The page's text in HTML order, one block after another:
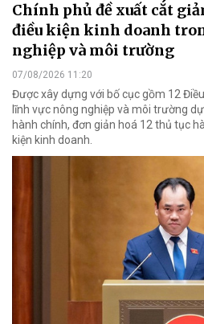
Chính phủ đề xuất cắt
điều kiện kinh doanh
nghiệp và môi trường
07/08/2026 11:20
Được xây dựng với bố cục gồm 12
lĩnh vực nông nghiệp và môi trường
hành chính, đơn giản hoá 12 thủ tục
kiện kinh doanh.